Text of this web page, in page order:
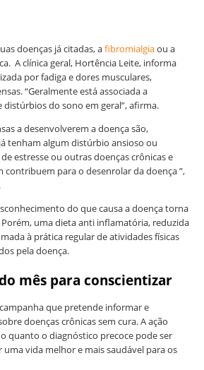
doenças já citadas, afibromialgiaou a
A clínica geral, Hortência Leite, informa
por fadiga e dores musculares,
“Geralmente está associada a
do sono em geral”, afirma.
a desenvolverem a doença são,
tenham algum distúrbio ansioso ou
estresse ou outras doenças crônicas e
contribuem para o desenrolar da doença ”,
do que causa a doença torna
uma dieta anti inflamatória, reduzida
à prática regular de atividades físicas
pela doença.
mês para conscientizar
que pretende informar e
doenças crônicas sem cura. A ação
quanto o diagnóstico precoce pode ser
vida melhor e mais saudável para os